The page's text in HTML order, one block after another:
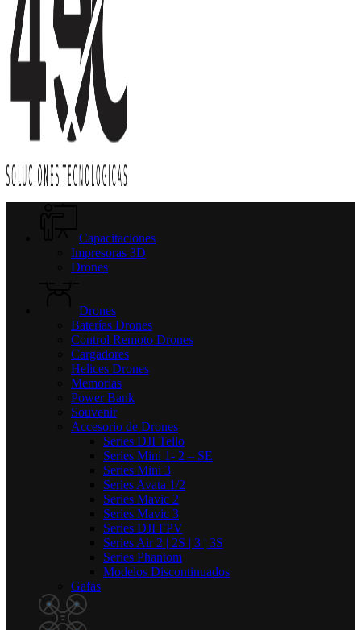
Capacitaciones
Impresoras 3D
Drones
Drones
Baterías Drones
Control Remoto Drones
Cargadores
Helices Drones
Memorias
Power Bank
Souvenir
Accesorio de Drones
Series DJI Tello
Series Mini 1- 2 – SE
Series Mini 3
Series Avata 1/2
Series Mavic 2
Series Mavic 3
Series DJI FPV
Series Air 2 | 2S | 3 | 3S
Series Phantom
Modelos Discontinuados
Gafas